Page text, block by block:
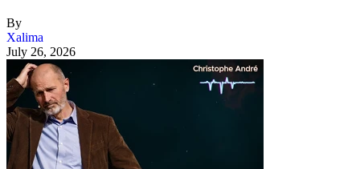
By
Xalima
July 26, 2026